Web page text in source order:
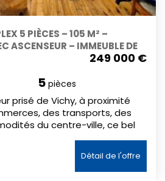
5 PIÈCES – 105 M² –
ASCENSEUR – IMMEUBLE DE
249 000 €
5 pièces
prisé de Vichy, à proximité
des transports, des
du centre-ville, ce bel
bénéficie d’un
au sein d’un immeuble
entretenu. Implanté au
ce bien en très bon état
Détail de l'offre